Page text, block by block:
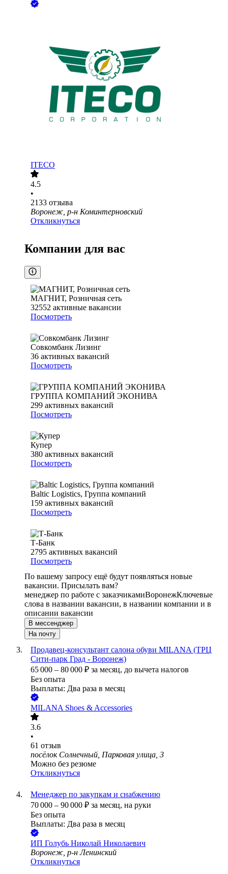
ITECO
4.5
•
2133 отзыва
Воронеж, р-н Коминтерновский
Откликнуться
Компании для вас
МАГНИТ, Розничная сеть
32552 активные вакансии
Посмотреть
Совкомбанк Лизинг
36 активных вакансий
Посмотреть
ГРУППА КОМПАНИЙ ЭКОНИВА
299 активных вакансий
Посмотреть
Купер
380 активных вакансий
Посмотреть
Baltic Logistics, Группа компаний
159 активных вакансий
Посмотреть
Т-Банк
2795 активных вакансий
Посмотреть
По вашему запросу ещё будут появляться новые
вакансии. Присылать вам?
менеджер по работе с заказчикамиВоронежКлючевые
слова в названии вакансии, в названии компании и в
описании вакансии
В мессенджер
На почту
Продавец-консультант салона обуви MILANA (ТРЦ
Сити-парк Град - Воронеж)
65 000 – 80 000 ₽ за месяц, до вычета налогов
Без опыта
Выплаты: Два раза в месяц
MILANA Shoes & Accessories
3.6
•
61 отзыв
посёлок Солнечный, Парковая улица, 3
Можно без резюме
Откликнуться
Менеджер по закупкам и снабжению
70 000 – 90 000 ₽ за месяц, на руки
Без опыта
Выплаты: Два раза в месяц
ИП Голубь Николай Николаевич
Воронеж, р-н Ленинский
Откликнуться